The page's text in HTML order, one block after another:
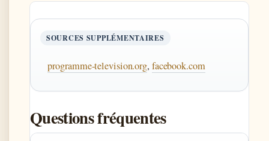
SOURCES SUPPLÉMENTAIRES
programme-television.org, facebook.com
Questions fréquentes